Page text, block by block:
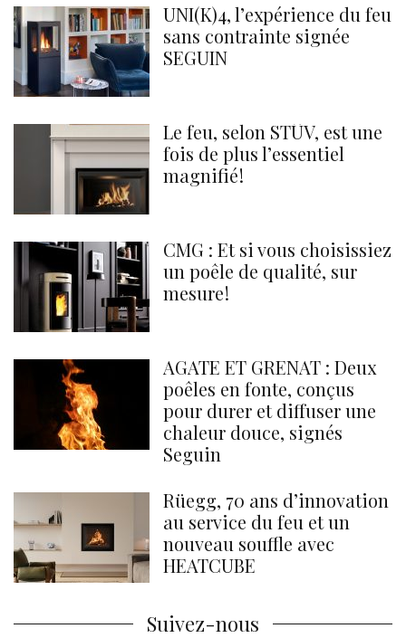
UNI(K)4, l’expérience du feu
sans contrainte signée
SEGUIN
Le feu, selon STÛV, est une
fois de plus l’essentiel
magnifié !
CMG : Et si vous choisissiez
un poêle de qualité, sur
mesure !
AGATE ET GRENAT : Deux
poêles en fonte, conçus
pour durer et diffuser une
chaleur douce, signés
Seguin
Rüegg, 70 ans d’innovation
au service du feu et un
nouveau souffle avec
HEATCUBE
Suivez-nous